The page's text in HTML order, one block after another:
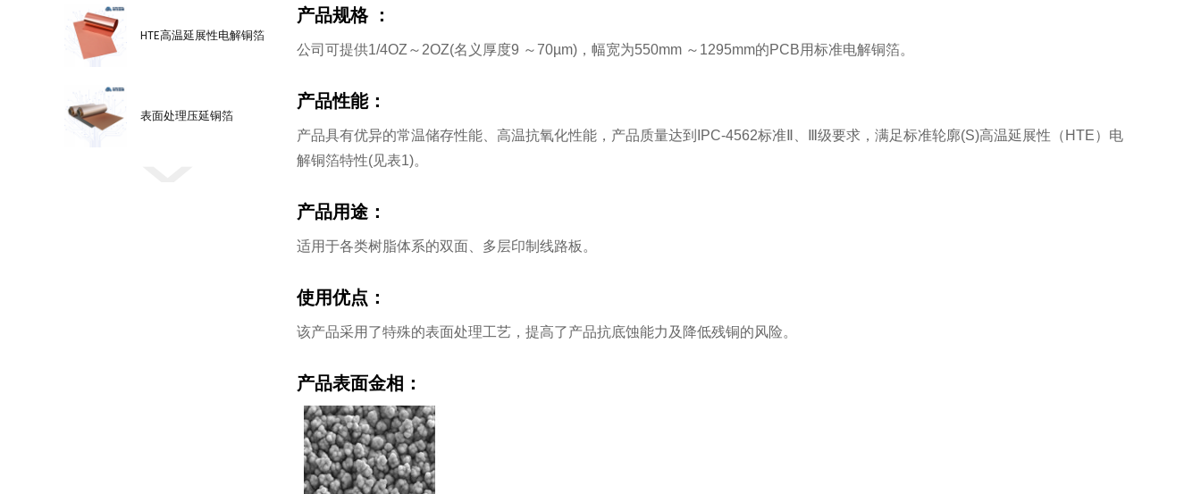
HTE高温延展性电解铜箔
表面处理压延铜箔
产品规格 ：
公司可提供1/4OZ～2OZ(名义厚度9 ～70µm)，幅宽为550mm ～1295mm的PCB用标准电解铜箔。
产品性能：
产品具有优异的常温储存性能、高温抗氧化性能，产品质量达到IPC-4562标准Ⅱ、Ⅲ级要求， 满足标准轮廓(S)高温延展性（HTE）电
解铜箔特性(见表1)。
产品用途：
适用于各类树脂体系的双面、多层印制线路板。
使用优点：
该产品采用了特殊的表面处理工艺，提高了产品抗底蚀能力及降低残铜的风险。
产品表面金相：